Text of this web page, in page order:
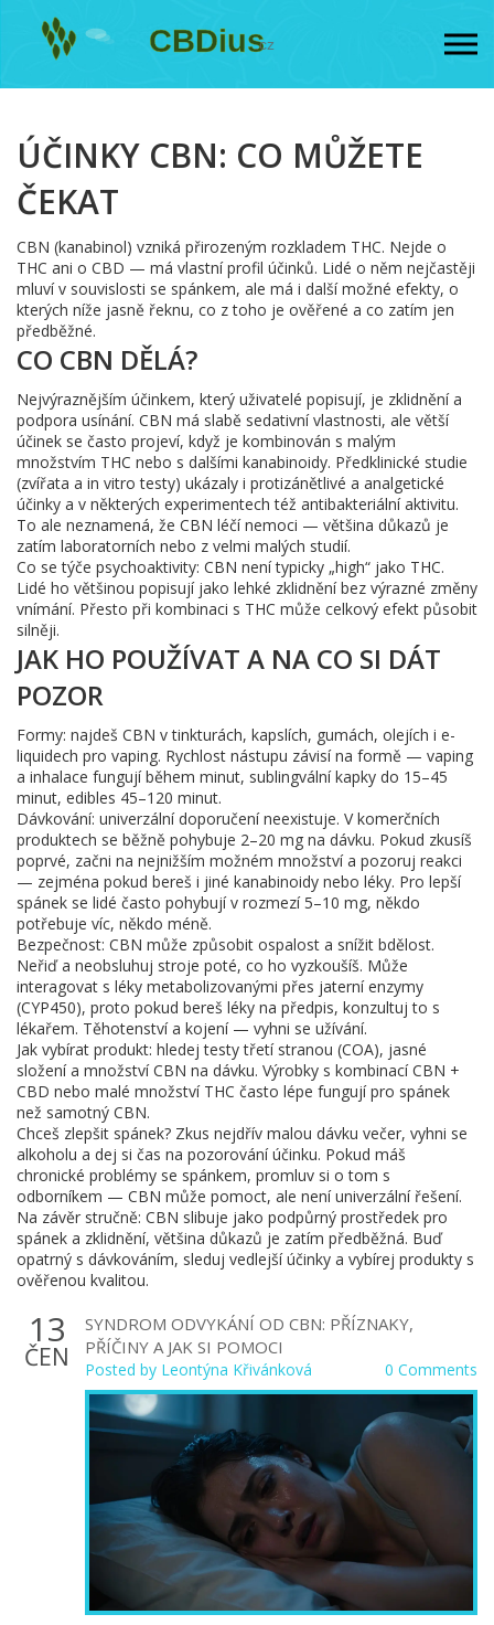
ÚČINKY CBN: CO MŮŽETE
ČEKAT
CBN (kanabinol) vzniká přirozeným rozkladem THC. Nejde o
THC ani o CBD — má vlastní profil účinků. Lidé o něm nejčastěji
mluví v souvislosti se spánkem, ale má i další možné efekty, o
kterých níže jasně řeknu, co z toho je ověřené a co zatím jen
předběžné.
CO CBN DĚLÁ?
Nejvýraznějším účinkem, který uživatelé popisují, je zklidnění a
podpora usínání. CBN má slabě sedativní vlastnosti, ale větší
účinek se často projeví, když je kombinován s malým
množstvím THC nebo s dalšími kanabinoidy. Předklinické studie
(zvířata a in vitro testy) ukázaly i protizánětlivé a analgetické
účinky a v některých experimentech též antibakteriální aktivitu.
To ale neznamená, že CBN léčí nemoci — většina důkazů je
zatím laboratorních nebo z velmi malých studií.
Co se týče psychoaktivity: CBN není typicky „high“ jako THC.
Lidé ho většinou popisují jako lehké zklidnění bez výrazné změny
vnímání. Přesto při kombinaci s THC může celkový efekt působit
silněji.
JAK HO POUŽÍVAT A NA CO SI DÁT
POZOR
Formy: najdeš CBN v tinkturách, kapslích, gumách, olejích i e-
liquidech pro vaping. Rychlost nástupu závisí na formě — vaping
a inhalace fungují během minut, sublingvální kapky do 15–45
minut, edibles 45–120 minut.
Dávkování: univerzální doporučení neexistuje. V komerčních
produktech se běžně pohybuje 2–20 mg na dávku. Pokud zkusíš
poprvé, začni na nejnižším možném množství a pozoruj reakci
— zejména pokud bereš i jiné kanabinoidy nebo léky. Pro lepší
spánek se lidé často pohybují v rozmezí 5–10 mg, někdo
potřebuje víc, někdo méně.
Bezpečnost: CBN může způsobit ospalost a snížit bdělost.
Neřiď a neobsluhuj stroje poté, co ho vyzkoušíš. Může
interagovat s léky metabolizovanými přes jaterní enzymy
(CYP450), proto pokud bereš léky na předpis, konzultuj to s
lékařem. Těhotenství a kojení — vyhni se užívání.
Jak vybírat produkt: hledej testy třetí stranou (COA), jasné
složení a množství CBN na dávku. Výrobky s kombinací CBN +
CBD nebo malé množství THC často lépe fungují pro spánek
než samotný CBN.
Chceš zlepšit spánek? Zkus nejdřív malou dávku večer, vyhni se
alkoholu a dej si čas na pozorování účinku. Pokud máš
chronické problémy se spánkem, promluv si o tom s
odborníkem — CBN může pomoct, ale není univerzální řešení.
Na závěr stručně: CBN slibuje jako podpůrný prostředek pro
spánek a zklidnění, většina důkazů je zatím předběžná. Buď
opatrný s dávkováním, sleduj vedlejší účinky a vybírej produkty s
ověřenou kvalitou.
13
ČEN
SYNDROM ODVYKÁNÍ OD CBN: PŘÍZNAKY,
PŘÍČINY A JAK SI POMOCI
Posted by Leontýna Křivánková 0 Comments